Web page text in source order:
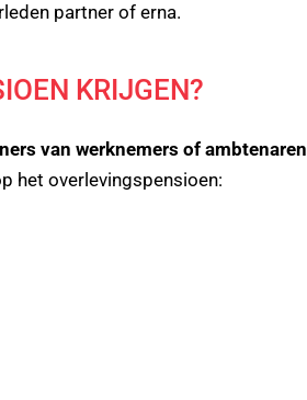
partner of erna.
KRIJGEN?
van werknemers of ambtenaren
het overlevingspensioen: